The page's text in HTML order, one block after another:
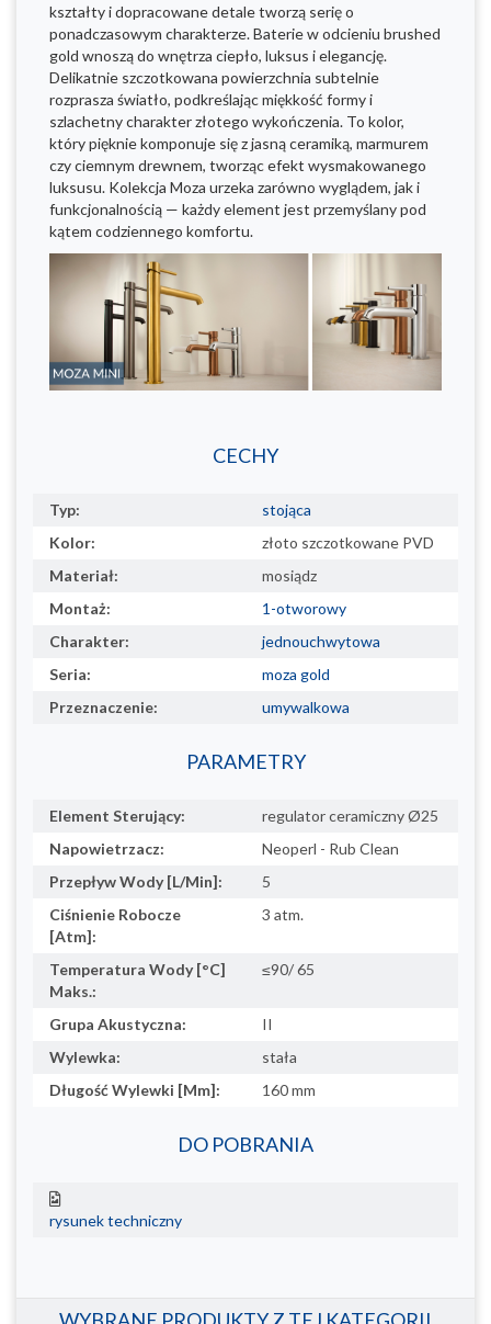
kształty i dopracowane detale tworzą serię o
ponadczasowym charakterze. Baterie w odcieniu brushed
gold wnoszą do wnętrza ciepło, luksus i elegancję.
Delikatnie szczotkowana powierzchnia subtelnie
rozprasza światło, podkreślając miękkość formy i
szlachetny charakter złotego wykończenia. To kolor,
który pięknie komponuje się z jasną ceramiką, marmurem
czy ciemnym drewnem, tworząc efekt wysmakowanego
luksusu. Kolekcja Moza urzeka zarówno wyglądem, jak i
funkcjonalnością — każdy element jest przemyślany pod
kątem codziennego komfortu.
CECHY
Typ:
stojąca
Kolor:
złoto szczotkowane PVD
Materiał:
mosiądz
Montaż:
1-otworowy
Charakter:
jednouchwytowa
Seria:
moza gold
Przeznaczenie:
umywalkowa
PARAMETRY
Element Sterujący:
regulator ceramiczny Ø25
Napowietrzacz:
Neoperl - Rub Clean
Przepływ Wody [L/Min]:
5
Ciśnienie Robocze
[Atm]:
3 atm.
Temperatura Wody [°C]
Maks.:
≤90/ 65
Grupa Akustyczna:
II
Wylewka:
stała
Długość Wylewki [Mm]:
160 mm
DO POBRANIA
rysunek techniczny